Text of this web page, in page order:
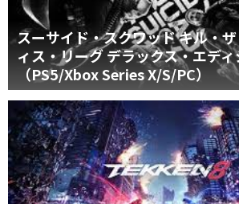
スーサイド・スクワッド キル・
ィス・リーグ デラックス・エデ
（PS5/Xbox Series X/S/PC）